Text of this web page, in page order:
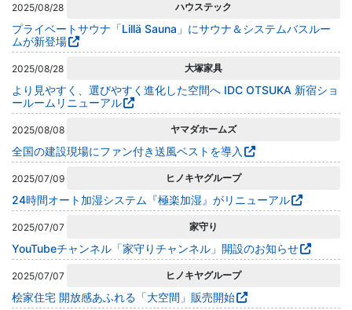
2025/08/28 ハウステック
プライベートサウナ「Lillä Sauna」にサウナ＆システムバスルー
ムが新登場
2025/08/28 大塚家具
より見やすく、選びやすく進化した空間へ IDC OTSUKA 新宿ショ
ールームリニューアル
2025/08/08 ヤマダホームズ
全国の建設現場にファン付き送風ベストを導入
2025/07/09 ヒノキヤグループ
24時間オート加湿システム『極楽加湿』がリニューアル
2025/07/07 家守り
YouTubeチャンネル「家守りチャンネル」開設のお知らせ
2025/07/07 ヒノキヤグループ
桧家住宅 開放感あふれる「大空間」販売開始